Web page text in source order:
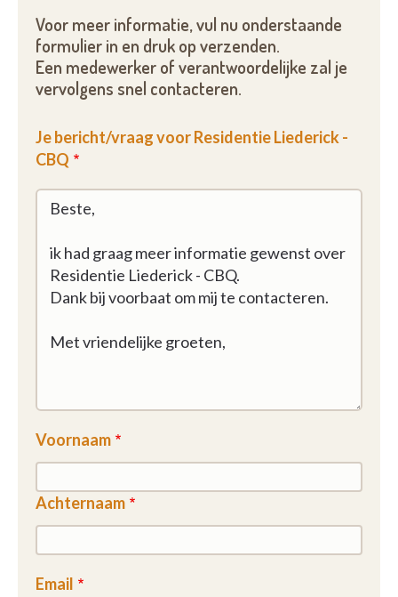
Voor meer informatie, vul nu onderstaande
formulier in en druk op verzenden.
Een medewerker of verantwoordelijke zal je
vervolgens snel contacteren.
Je bericht/vraag voor Residentie Liederick -
CBQ
Voornaam
Achternaam
Email